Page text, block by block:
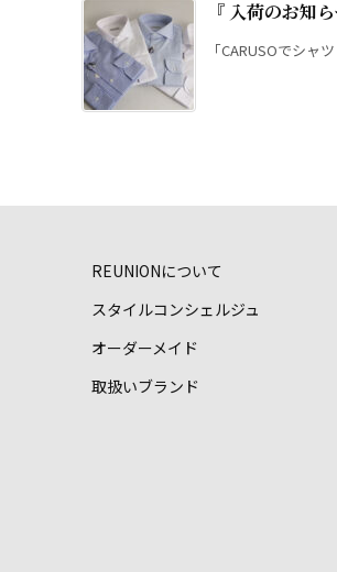
『 入荷のお知
「CARUSOでシャ
REUNIONについて
スタイルコンシェルジュ
オーダーメイド
取扱いブランド